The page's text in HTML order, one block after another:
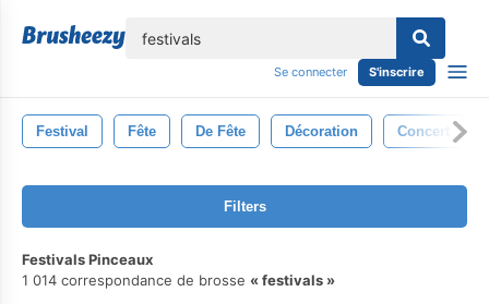
Se connecter S'inscrire
Festival Fête De Fête Décoration Concert
Filters
Festivals Pinceaux
1 014 correspondance de brosse
festivals